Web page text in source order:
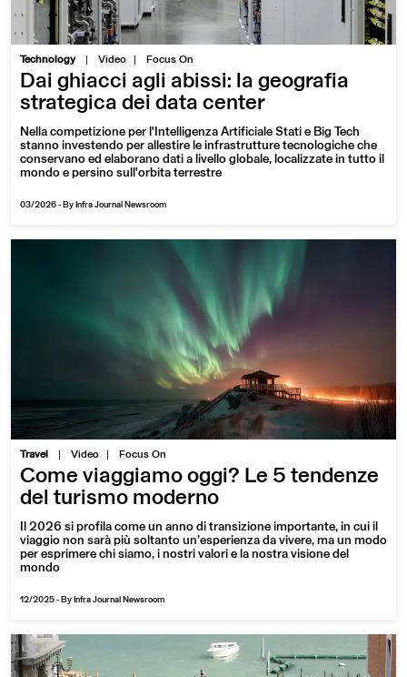
Technology | Video Focus On
Dai ghiacci agli abissi: la geografia
strategica dei data center
Nella competizione per l'Intelligenza Artificiale Stati e Big Tech
stanno investendo per allestire le infrastrutture tecnologiche che
conservano ed elaborano dati a livello globale, localizzate in tutto il
mondo e persino sull'orbita terrestre
03/2026 - By Infra Journal Newsroom
Travel | Video Focus On
Come viaggiamo oggi? Le 5 tendenze
del turismo moderno
Il 2026 si profila come un anno di transizione importante, in cui il
viaggio non sarà più soltanto un’esperienza da vivere, ma un modo
per esprimere chi siamo, i nostri valori e la nostra visione del
mondo
12/2025 - By Infra Journal Newsroom